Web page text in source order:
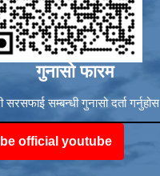
गुनासो फारम
सरसफाई सम्बन्धी गुनासो दर्ता गर्नुहोस
official youtube